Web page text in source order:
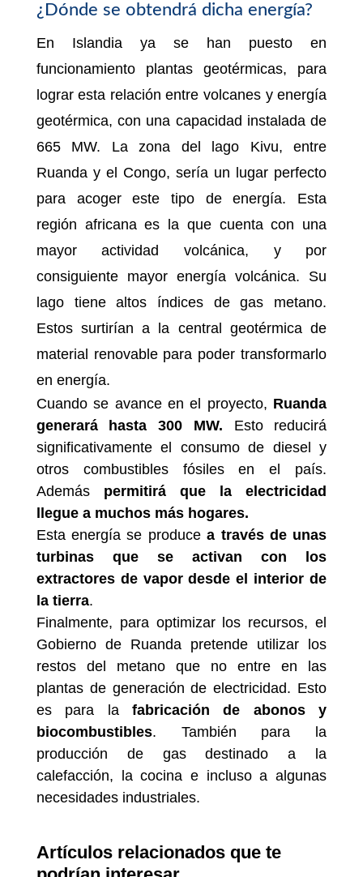
¿Dónde se obtendrá dicha energía?
En Islandia ya se han puesto en
funcionamiento plantas geotérmicas, para
lograr esta relación entre volcanes y energía
geotérmica, con una capacidad instalada de
665 MW. La zona del lago Kivu, entre
Ruanda y el Congo, sería un lugar perfecto
para acoger este tipo de energía. Esta
región africana es la que cuenta con una
mayor actividad volcánica, y por
consiguiente mayor energía volcánica. Su
lago tiene altos índices de gas metano.
Estos surtirían a la central geotérmica de
material renovable para poder transformarlo
en energía.
Cuando se avance en el proyecto, Ruanda
generará hasta 300 MW. Esto reducirá
significativamente el consumo de diesel y
otros combustibles fósiles en el país.
Además permitirá que la electricidad
llegue a muchos más hogares.
Esta energía se producea través de unas
turbinas que se activan con los
extractores de vapor desde el interior de
la tierra.
Finalmente, para optimizar los recursos, el
Gobierno de Ruanda pretende utilizar los
restos del metano que no entre en las
plantas de generación de electricidad. Esto
es para la fabricación de abonos y
biocombustibles. También para la
producción de gas destinado a la
calefacción, la cocina e incluso a algunas
necesidades industriales.
Artículos relacionados que te